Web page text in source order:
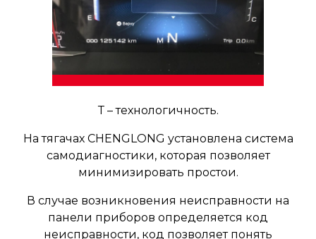
Т – технологичность.
На тягачах CHENGLONG установлена система
самодиагностики, которая позволяет
минимизировать простои.
В случае возникновения неисправности на
панели приборов определяется код
неисправности, код позволяет понять